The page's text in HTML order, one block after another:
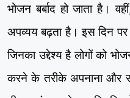
भोजन बर्बाद हो जाता है।
अपव्यय बढ़ता है। इस दिन
जिनका उद्देश्य है लोगों को
करने के तरीके अपनाना और